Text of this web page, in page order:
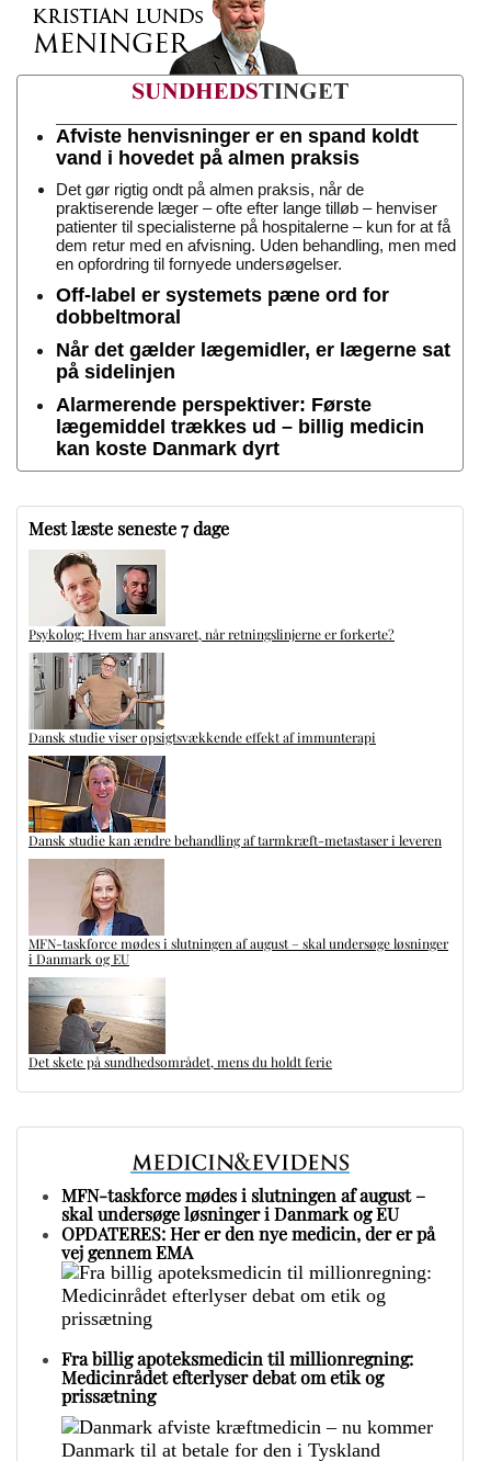
Afviste henvisninger er en spand koldt
vand i hovedet på almen praksis
Det gør rigtig ondt på almen praksis, når de
praktiserende læger – ofte efter lange tilløb – henviser
patienter til specialisterne på hospitalerne – kun for at få
dem retur med en afvisning. Uden behandling, men med
en opfordring til fornyede undersøgelser.
Off-label er systemets pæne ord for
dobbeltmoral
Når det gælder lægemidler, er lægerne sat
på sidelinjen
Alarmerende perspektiver: Første
lægemiddel trækkes ud – billig medicin
kan koste Danmark dyrt
Mest læste seneste 7 dage
Psykolog: Hvem har ansvaret, når retningslinjerne er forkerte?
Dansk studie viser opsigtsvækkende effekt af immunterapi
Dansk studie kan ændre behandling af tarmkræft-metastaser i leveren
MFN-taskforce mødes i slutningen af august – skal undersøge løsninger
i Danmark og EU
Det skete på sundhedsområdet, mens du holdt ferie
MFN-taskforce mødes i slutningen af august –
skal undersøge løsninger i Danmark og EU
OPDATERES: Her er den nye medicin, der er på
vej gennem EMA
Fra billig apoteksmedicin til millionregning:
Medicinrådet efterlyser debat om etik og
prissætning